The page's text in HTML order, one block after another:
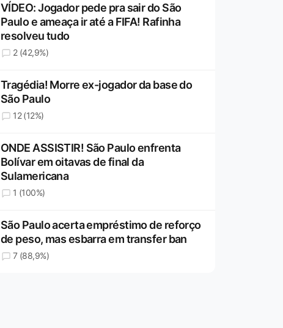
VÍDEO: Jogador pede pra sair do São
Paulo e ameaça ir até a FIFA! Rafinha
resolveu tudo
2 (42,9%)
Tragédia! Morre ex-jogador da base do
São Paulo
12 (12%)
ONDE ASSISTIR! São Paulo enfrenta
Bolívar em oitavas de final da
Sulamericana
1 (100%)
São Paulo acerta empréstimo de reforço
de peso, mas esbarra em transfer ban
7 (88,9%)